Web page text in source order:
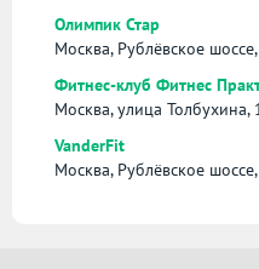
Олимпик Стар
Москва, Рублёвское
Фитнес-клуб Фитнес
Москва, улица Толбухина,
VanderFit
Москва, Рублёвское